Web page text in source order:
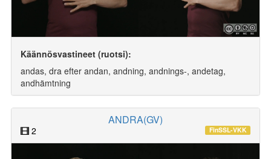
Käännösvastineet (ruotsi):
andas, dra efter andan, andning, andnings-, andetag,
andhämtning
ANDRA(GV)
2 FinSSL-VKK